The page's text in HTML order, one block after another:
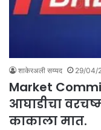
शाकेरअली सय्यद 29/04/
Market
आघाडीचा
काकाला मात.